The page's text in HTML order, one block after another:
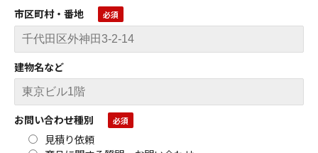
市区町村・番地
建物名など
お問い合わせ種別
見積り依頼